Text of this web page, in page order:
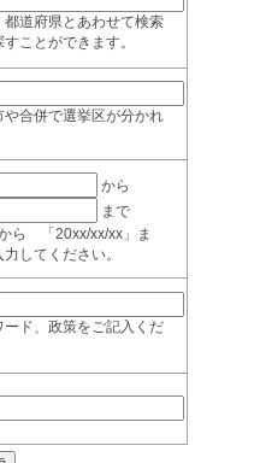
道府県とあわせて検索
ことができます。
合併で選挙区が分かれ
から
まで
ら 「20xx/xx/xx」ま
してください。
ド、政策をご記入くだ